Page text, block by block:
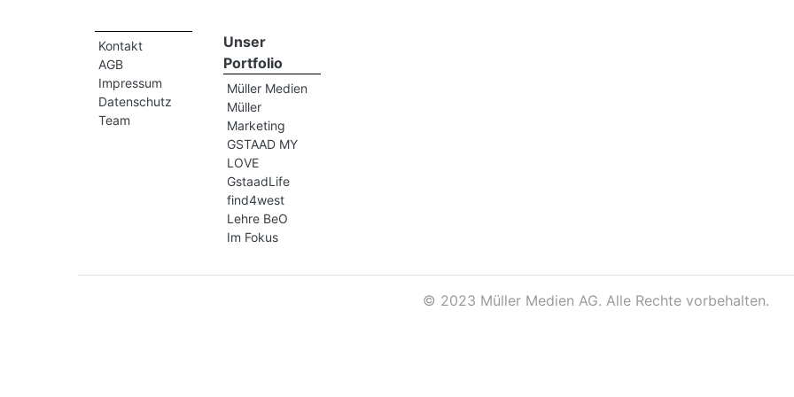
Kontakt
AGB
Impressum
Datenschutz
Team
Unser
Portfolio
Müller Medien
Müller
Marketing
GSTAAD MY
LOVE
GstaadLife
find4west
Lehre BeO
Im Fokus
© 2023 Müller Medien AG. Alle Rechte vorbehalten.